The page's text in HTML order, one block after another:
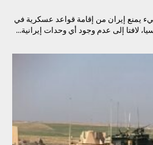
يمنع إيران من إقامة قواعد عسكرية في
لافتا إلى عدم وجود أي وحدات إيرانية...